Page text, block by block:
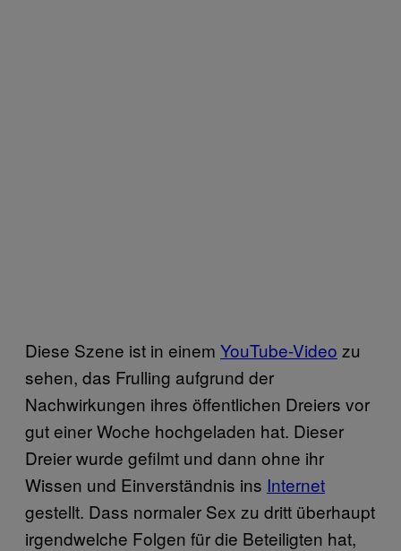
Diese Szene ist in einem YouTube-Video zu
sehen, das Frulling aufgrund der
Nachwirkungen ihres öffentlichen Dreiers vor
gut einer Woche hochgeladen hat. Dieser
Dreier wurde gefilmt und dann ohne ihr
Wissen und Einverständnis ins Internet
gestellt. Dass normaler Sex zu dritt überhaupt
irgendwelche Folgen für die Beteiligten hat,